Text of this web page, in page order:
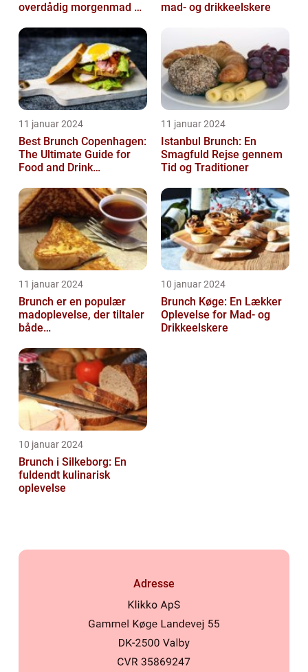
overdådig morgenmad og
mad- og drikkeelskere
11 januar 2024
Best Brunch Copenhagen:
The Ultimate Guide for
Food and Drink
11 januar 2024
Istanbul Brunch: En
Smagfuld Rejse gennem
Tid og Traditioner
11 januar 2024
Brunch er en populær
madoplevelse, der tiltaler
både
dem, der elsker at
forkæle...
10 januar 2024
Brunch Køge: En Lækker
Oplevelse for Mad- og
Drikkeelskere
10 januar 2024
Brunch i Silkeborg: En
fuldendt kulinarisk
oplevelse
Adresse